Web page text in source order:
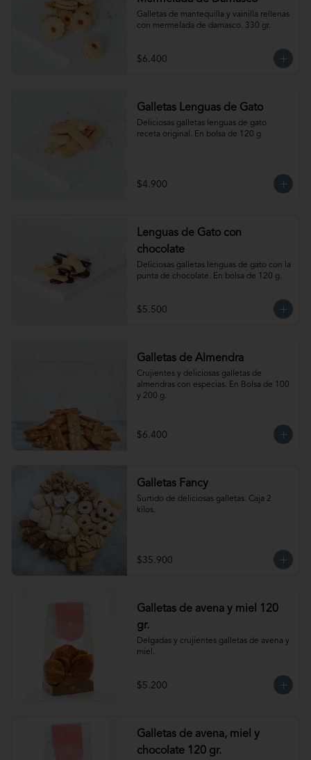
Galletas de mantequilla y vainilla rellenas
con mermelada de damasco. 330 gr.
$6.400
Galletas Lenguas de Gato
Deliciosas galletas lenguas de gato
receta original. En bolsa de 120 g
$4.900
Lenguas de Gato con
chocolate
Deliciosas galletas lenguas de gato con la
punta de chocolate. En bolsa de 120 g.
$5.500
Galletas de Almendra
Crujientes y deliciosas galletas de
almendras con especias. En Bolsa de 100
y 200 g.
$6.400
Galletas Fancy
Surtido de deliciosas galletas. Caja 2
kilos.
$35.900
Galletas de avena y miel 120
gr.
Delgadas y crujientes galletas de avena y
miel.
$5.200
Galletas de avena, miel y
chocolate 120 gr.